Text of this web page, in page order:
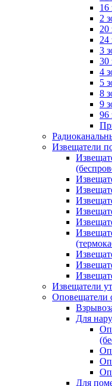
16
2
20
24
3
30
4
5
8
9
96
Извещатели
Извещатели
Оповещатели
Для
Для